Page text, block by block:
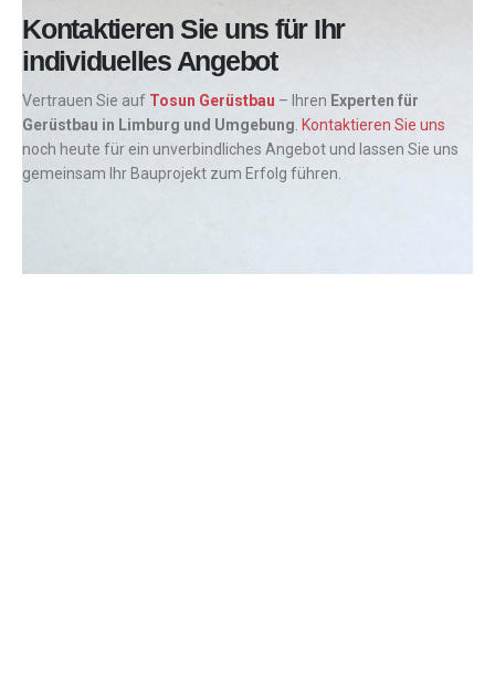
Kontaktieren Sie uns für Ihr
individuelles Angebot
Vertrauen Sie auf Tosun Gerüstbau – Ihren Experten für
Gerüstbau in Limburg und Umgebung Kontaktieren Sie uns
noch heute für ein unverbindliches Angebot und lassen Sie uns
gemeinsam Ihr Bauprojekt zum Erfolg führen.